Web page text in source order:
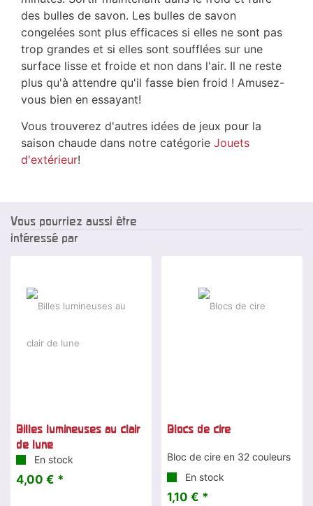
des bulles de savon. Les bulles de savon
congelées sont plus efficaces si elles ne sont pas
trop grandes et si elles sont soufflées sur une
surface lisse et froide et non dans l'air. Il ne reste
plus qu'à attendre qu'il fasse bien froid ! Amusez-
vous bien en essayant!
Vous trouverez d'autres idées de jeux pour la
saison chaude dans notre catégorie Jouets
d'extérieur!
Vous pourriez aussi être
intéressé par
Billes lumineuses au clair
de lune
En stock
4,00 € *
Blocs de cire
Bloc de cire en 32 couleurs
En stock
1,10 € *